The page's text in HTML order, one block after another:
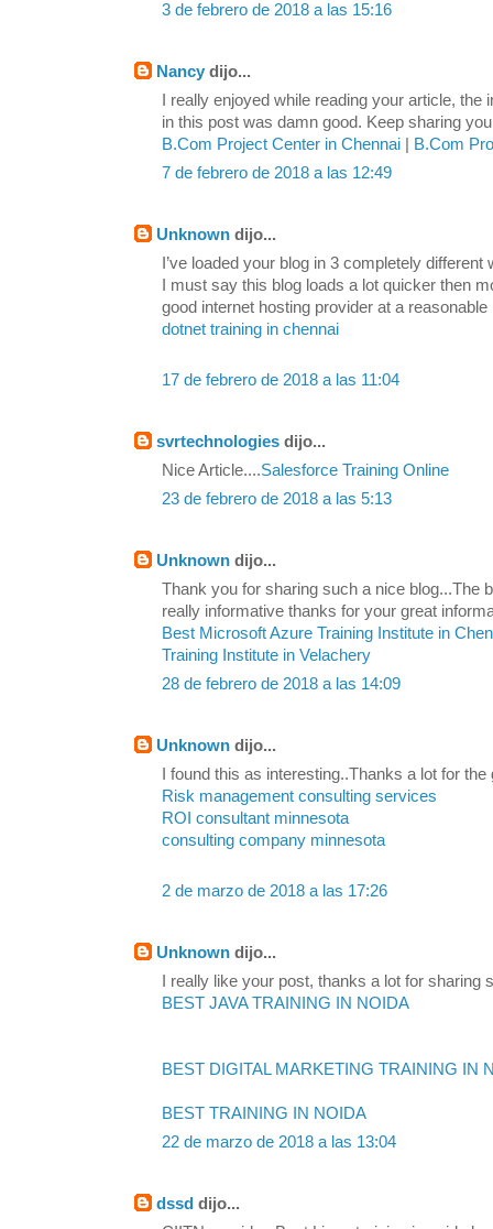
3 de febrero de 2018 a las 15:16
Nancy dijo...
I really enjoyed while reading your article,
in this post was damn good. Keep sharing
B.Com Project Center in Chennai
B.Com
7 de febrero de 2018 a las 12:49
Unknown dijo...
I’ve loaded your blog in 3 completely
I must say this blog loads a lot quicker then
good internet hosting provider at a reasonable
dotnet training in chennai
17 de febrero de 2018 a las 11:04
svrtechnologies dijo...
Nice Article....Salesforce Training Online
23 de febrero de 2018 a las 5:13
Unknown dijo...
Thank you for sharing such a nice blog...The
really informative thanks for your great
Best Microsoft Azure Training Institute in
Training Institute in Velachery
28 de febrero de 2018 a las 14:09
Unknown dijo...
I found this as interesting..Thanks a lot for
Risk management consulting services
ROI consultant minnesota
consulting company minnesota
2 de marzo de 2018 a las 17:26
Unknown dijo...
I really like your post, thanks a lot for sharing
BEST JAVA TRAINING IN NOIDA
BEST DIGITAL MARKETING TRAINING IN
BEST TRAINING IN NOIDA
22 de marzo de 2018 a las 13:04
dssd dijo...